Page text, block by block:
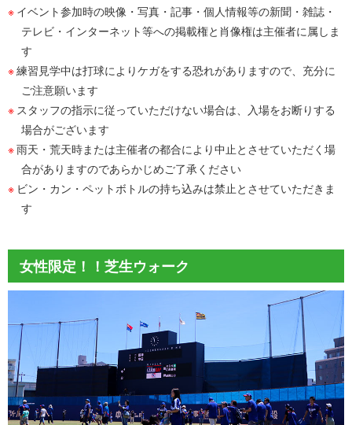
イベント参加時の映像・写真・記事・個人情報等の新聞・雑誌・
テレビ・インターネット等への掲載権と肖像権は主催者に属しま
す
練習見学中は打球によりケガをする恐れがありますので、充分に
ご注意願います
スタッフの指示に従っていただけない場合は、入場をお断りする
場合がございます
雨天・荒天時または主催者の都合により中止とさせていただく場
合がありますのであらかじめご了承ください
ビン・カン・ペットボトルの持ち込みは禁止とさせていただきま
す
女性限定！！芝生ウォーク